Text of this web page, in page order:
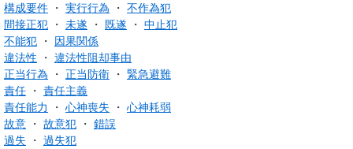
構成要件 ・ 実行行為 ・ 不作為犯
間接正犯 ・ 未遂 ・ 既遂 ・ 中止犯
不能犯 ・ 因果関係
違法性 ・ 違法性阻却事由
正当行為 ・ 正当防衛 ・ 緊急避難
責任 ・ 責任主義
責任能力
・ 心神喪失 ・ 心神耗弱
故意 ・ 故意犯 ・ 錯誤
過失 ・ 過失犯